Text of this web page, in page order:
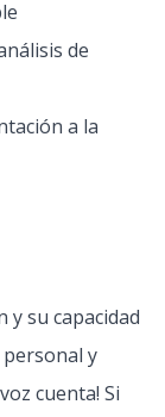
de
a la
y su capacidad
y
cuenta! Si